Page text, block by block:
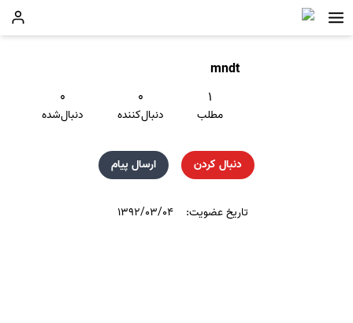
mndt
۱
مطلب
۰
دنبال‌کننده
۰
دنبال‌شده
دنبال کردن ارسال پیام
تاریخ عضویت: ۱۳۹۲/۰۳/۰۴